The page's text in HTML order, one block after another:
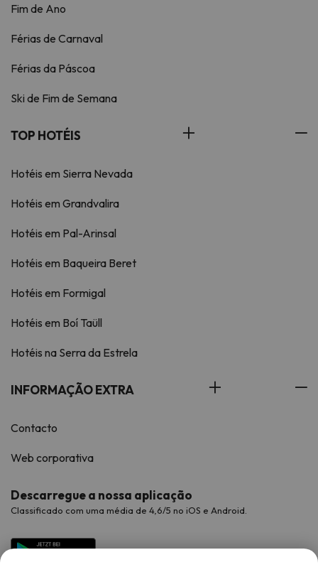
Fim de Ano
Férias de Carnaval
Férias da Páscoa
Ski de Fim de Semana
TOP HOTÉIS
Hotéis em Sierra Nevada
Hotéis em Grandvalira
Hotéis em Pal-Arinsal
Hotéis em Baqueira Beret
Hotéis em Formigal
Hotéis em Boí Taüll
Hotéis na Serra da Estrela
INFORMAÇÃO EXTRA
Contacto
Web corporativa
Descarregue a nossa aplicação
Classificado com uma média de 4,6/5 no iOS e Android.